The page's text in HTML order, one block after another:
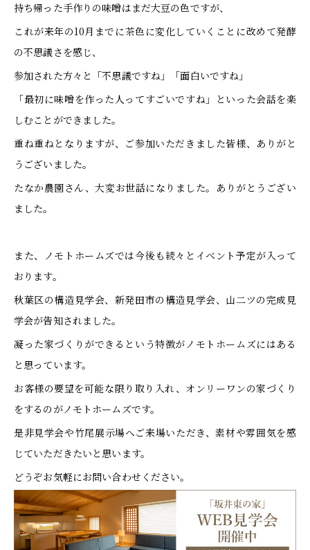
持ち帰った手作りの味噌はまだ大豆の色ですが、
これが来年の10月までに茶色に変化していくことに改めて発酵
の不思議さを感じ、
参加された方々と「不思議ですね」「面白いですね」
「最初に味噌を作った人ってすごいですね」といった会話を楽
しむことができました。
重ね重ねとなりますが、ご参加いただきました皆様、ありがと
うございました。
たなか農園さん、大変お世話になりました。ありがとうござい
ました。
また、ノモトホームズでは今後も続々とイベント予定が入って
おります。
秋葉区の構造見学会、新発田市の構造見学会、山二ツの完成見
学会が告知されました。
凝った家づくりができるという特徴がノモトホームズにはある
と思っています。
お客様の要望を可能な限り取り入れ、オンリーワンの家づくり
をするのがノモトホームズです。
是非見学会や竹尾展示場へご来場いただき、素材や雰囲気を感
じていただきたいと思います。
どうぞお気軽にお問い合わせください。